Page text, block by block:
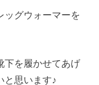
ッグウォーマーを
下を履かせてあげ
と思います♪